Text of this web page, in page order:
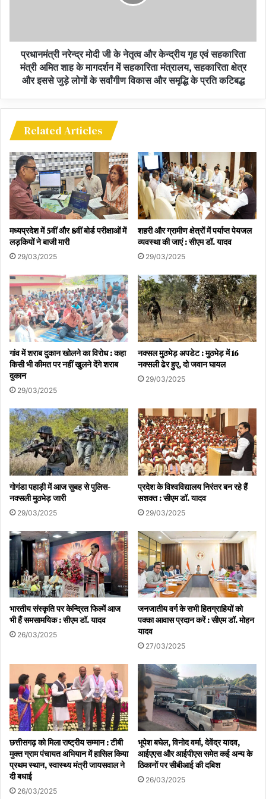
जन-प्रतिनिधि एवं बड़ी संख्या में किसान मौजूद थे।
Chief Minister Shivraj Singh Chouhan
inaugurated Hirwar Micro Irrigation Project
मुख्यमंत्री शिवराज सिंह चौहान ने वीरांगना झलकारी बाई को नमन
किया
प्रधानमंत्री नरेन्द्र मोदी जी के नेतृत्व और केन्द्रीय गृह एवं सहकारिता
मंत्री अमित शाह के मागदर्शन में सहकारिता मंत्रालय, सहकारिता क्षेत्र
और इससे जुड़े लोगों के सर्वांगीण विकास और समृद्धि के प्रति कटिबद्ध
Related Articles
मध्यप्रदेश में 5वीं और 8वीं बोर्ड परीक्षाओं में
लड़कियों ने बाजी मारी
29/03/2025
शहरी और ग्रामीण क्षेत्रों में पर्याप्त पेयजल
व्यवस्था की जाएं : सीएम डॉ. यादव
29/03/2025
गांव में शराब दुकान खोलने का विरोध : कहा
किसी भी कीमत पर नहीं खुलने देंगे शराब
दुकान
29/03/2025
नक्सल मुठभेड़ अपडेट : मुठभेड़ में 16
नक्सली ढेर हुए, दो जवान घायल
29/03/2025
गोगंडा पहाड़ी में आज सुबह से पुलिस-
नक्सली मुठभेड़ जारी
29/03/2025
प्रदेश के विश्वविद्यालय निरंतर बन रहे हैं
सशक्त : सीएम डॉ. यादव
29/03/2025
भारतीय संस्कृति पर केन्द्रित फिल्में आज
भी हैं समसामयिक : सीएम डॉ. यादव
26/03/2025
जनजातीय वर्ग के सभी हितग्राहियों को
पक्का आवास प्रदान करें : सीएम डॉ. मोहन
यादव
27/03/2025
छत्तीसगढ़ को मिला राष्ट्रीय सम्मान : टीबी
मुक्त ग्राम पंचायत अभियान में हासिल किया
प्रथम स्थान, स्वास्थ्य मंत्री जायसवाल ने
दी बधाई
26/03/2025
भूपेश बघेल, विनोद वर्मा, देवेंद्र यादव,
आईएएस और आईपीएस समेत कई अन्य के
ठिकानों पर सीबीआई की दबिश
26/03/2025